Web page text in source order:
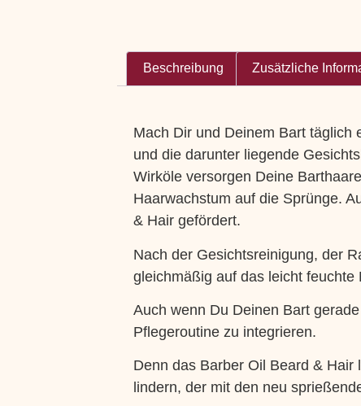
Beschreibung Zusätzliche
Mach Dir und Deinem Bart täglich
und die darunter liegende
Wirköle versorgen Deine
Haarwachstum auf die Sprünge.
& Hair gefördert.
Nach der Gesichtsreinigung, der
gleichmäßig auf das leicht feuchte
Auch wenn Du Deinen Bart
Pflegeroutine zu integrieren.
Denn das Barber Oil Beard &
lindern, der mit den neu